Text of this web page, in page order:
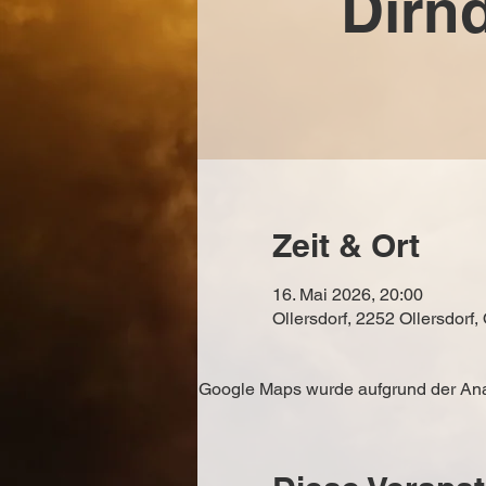
Zeit & Ort
16. Mai 2026, 20:00
Ollersdorf, 2252 Ollersdorf,
Google Maps wurde aufgrund der